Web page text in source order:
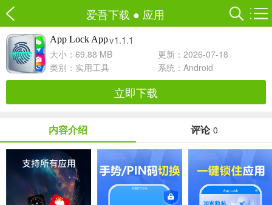
爱吾下载 ● 应用
App Lock Appv1.1.1
大小：69.88 MB
更新：2026-07-18
类别： 实用工具 系统：Android
立即下载
内容介绍 评论 0